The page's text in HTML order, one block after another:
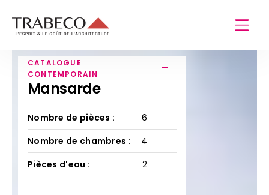
CATALOGUE
CONTEMPORAIN
-
Mansarde
Nombre de pièces :
6
Nombre de chambres :
4
Pièces d'eau :
2